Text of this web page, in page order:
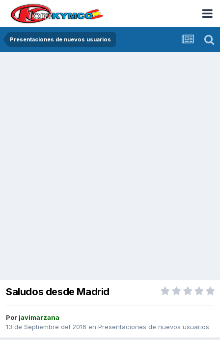
Presentaciones de nuevos usuarios
Saludos desde Madrid
Por javimarzana
13 de Septiembre del 2016 en Presentaciones de nuevos usuarios